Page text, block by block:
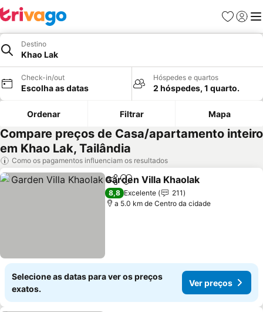
Favoritos
Iniciar
Destino
Khao Lak
Check-in/out
Escolha as datas
Hóspedes e quartos
2 hóspedes, 1 quarto.
Ordenar Filtrar Mapa
Compare preços de Casa/apartamento inteiro
em Khao Lak, Tailândia
Como os pagamentos influenciam os resultados
PartilharAdicionar aos favoritos
Garden Villa Khaolak
8,8 Excelente
211
a 5.0 km de Centro da cidade
Selecione as datas para ver os preços
exatos.
Ver preços